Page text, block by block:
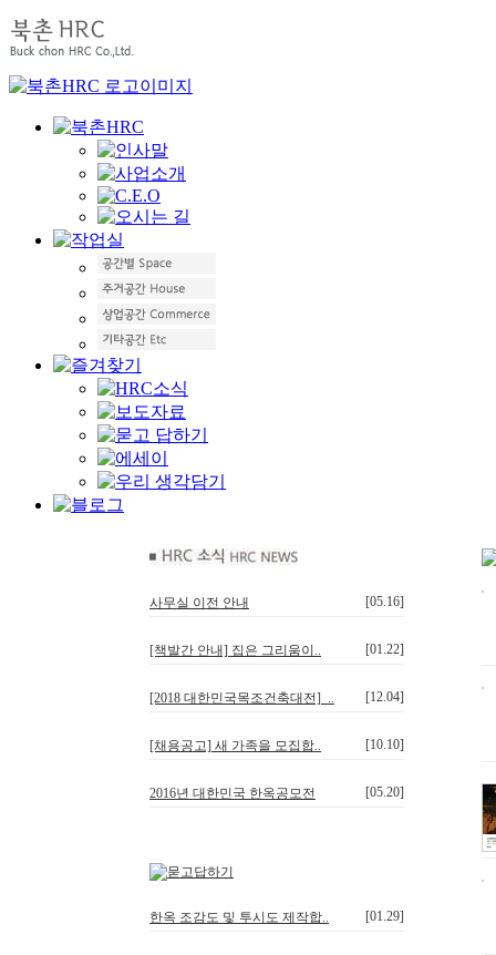
사무실 이전 안내 [05.16]
[책발간 안내] 집은 그리움이.. [01.22]
[2018 대한민국목조건축대전]_.. [12.04]
[채용공고] 새 가족을 모집합.. [10.10]
2016년 대한민국 한옥공모전 [05.20]
한옥 조감도 및 투시도 제작합.. [01.29]